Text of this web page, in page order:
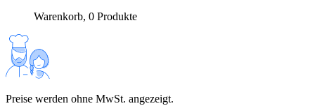
Warenkorb, 0 Produkte
Preise werden ohne MwSt. angezeigt.